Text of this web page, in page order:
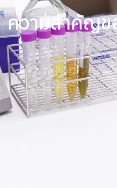
ความสำคัญข